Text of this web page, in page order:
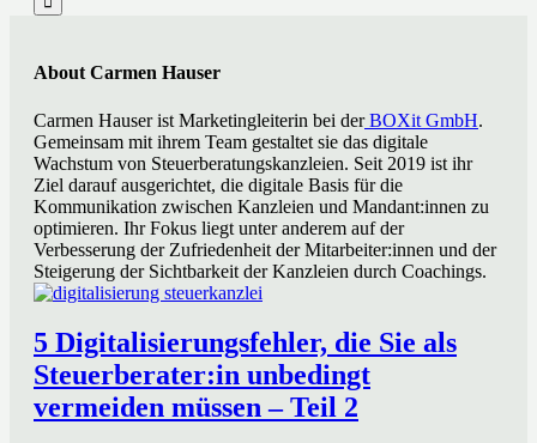
About Carmen Hauser
Carmen Hauser ist Marketingleiterin bei derBOXit GmbH.
Gemeinsam mit ihrem Team gestaltet sie das digitale
Wachstum von Steuerberatungskanzleien. Seit 2019 ist ihr
Ziel darauf ausgerichtet, die digitale Basis für die
Kommunikation zwischen Kanzleien und Mandant:innen zu
optimieren. Ihr Fokus liegt unter anderem auf der
Verbesserung der Zufriedenheit der Mitarbeiter:innen und der
Steigerung der Sichtbarkeit der Kanzleien durch Coachings.
5 Digitalisierungsfehler, die Sie als
Steuerberater:in unbedingt
vermeiden müssen – Teil 2